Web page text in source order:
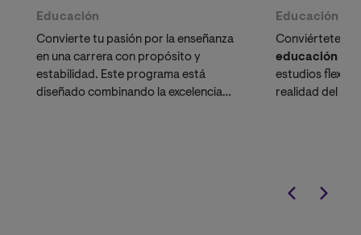
Educación
Convierte tu pasión por la enseñanza
en una carrera con propósito y
estabilidad. Este programa está
diseñado combinando la excelencia
Educación
Conviértete en
educación
estudios
realidad del